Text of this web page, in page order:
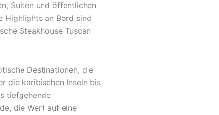
Suiten und öffentlichen
Highlights an Bord sind
Steakhouse Tuscan
Destinationen, die
die karibischen Inseln bis
tiefgehende
die Wert auf eine